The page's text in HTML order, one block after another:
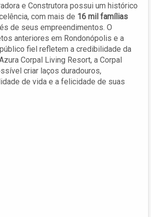
e Construtora possui um histórico
com mais de 16 mil famílias
de seus empreendimentos. O
anteriores em Rondonópolis e a
fiel refletem a credibilidade da
Corpal Living Resort, a Corpal
criar laços duradouros,
de vida e a felicidade de suas